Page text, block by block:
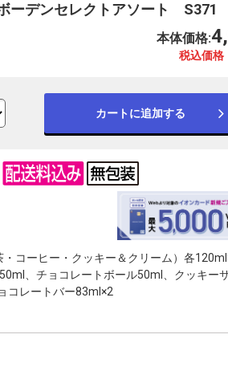
※写真はイメージです。
ーデンセレクトアソート S371
本体価格:
税込価
カートに追加する
コーヒー・クッキー＆クリーム）各
、チョコレートボール50ml、クッキー
コレートバー83ml×2